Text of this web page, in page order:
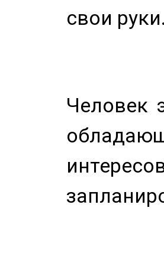
свои руки.
Человек